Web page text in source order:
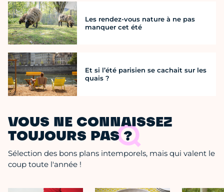
Les rendez-vous nature à ne pas
manquer cet été
Et si l’été parisien se cachait sur les
quais ?
VOUS NE CONNAISSEZ
TOUJOURS PAS ?
Sélection des bons plans intemporels, mais qui valent le
coup toute l'année !